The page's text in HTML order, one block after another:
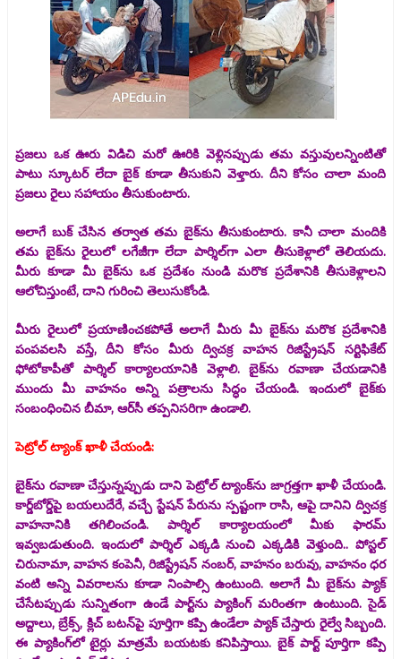
ప్రజలు ఒక ఊరు విడిచి మరో ఊరికి వెళ్లినప్పుడు తమ వస్తువులన్నింటితో
పాటు స్కూటర్ లేదా బైక్ కూడా తీసుకుని వెళ్తారు. దీని కోసం చాలా మంది
ప్రజలు రైలు సహాయం తీసుకుంటారు.
అలాగే బుక్ చేసిన తర్వాత తమ బైక్‌ను తీసుకుంటారు. కానీ చాలా మందికి
తమ బైక్‌ను రైలులో లగేజీగా లేదా పార్శిల్‌గా ఎలా తీసుకెళ్లాలో తెలియదు.
మీరు కూడా మీ బైక్‌ను ఒక ప్రదేశం నుండి మరొక ప్రదేశానికి తీసుకెళ్లాలని
ఆలోచిస్తుంటే, దాని గురించి తెలుసుకోండి.
మీరు రైలులో ప్రయాణించకపోతే అలాగే మీరు మీ బైక్‌ను మరొక ప్రదేశానికి
పంపవలసి వస్తే, దీని కోసం మీరు ద్విచక్ర వాహన రిజిస్ట్రేషన్ సర్టిఫికేట్
ఫోటోకాపీతో పార్శిల్ కార్యాలయానికి వెళ్లాలి. బైక్‌ను రవాణా చేయడానికి
ముందు మీ వాహనం అన్ని పత్రాలను సిద్ధం చేయండి. ఇందులో బైక్‌కు
సంబంధించిన బీమా, ఆర్‌సీ తప్పనిసరిగా ఉండాలి.
పెట్రోల్ ట్యాంక్ ఖాళీ చేయండి:
బైక్‌ను రవాణా చేస్తున్నప్పుడు దాని పెట్రోల్ ట్యాంక్‌ను జాగ్రత్తగా ఖాళీ చేయండి.
కార్డ్‌బోర్డ్‌పై బయలుదేరే, వచ్చే స్టేషన్ పేరును స్పష్టంగా రాసి, ఆపై దానిని ద్విచక్ర
వాహనానికి తగిలించండి. పార్శిల్ కార్యాలయంలో మీకు ఫారమ్
ఇవ్వబడుతుంది. ఇందులో పార్శిల్ ఎక్కడి నుంచి ఎక్కడికి వెళ్తుంది.. పోస్టల్
చిరునామా, వాహన కంపెనీ, రిజిస్ట్రేషన్ నంబర్, వాహనం బరువు, వాహనం ధర
వంటి అన్ని వివరాలను కూడా నింపాల్సి ఉంటుంది. అలాగే మీ బైక్‌ను ప్యాక్‌
చేసేటప్పుడు సున్నితంగా ఉండే పార్ట్‌ను ప్యాకింగ్‌ మరింతగా ఉంటుంది. సైడ్‌
అద్దాలు, బ్రేక్స్‌, క్లిచ్‌ బటన్‌పై పూర్తిగా కప్పి ఉండేలా ప్యాక్‌ చేస్తారు రైల్వే సిబ్బంది.
ఈ ప్యాకింగ్‌లో టైర్లు మాత్రమే బయటకు కనిపిస్తాయి. బైక్‌ పార్ట్‌ పూర్తిగా కప్పి